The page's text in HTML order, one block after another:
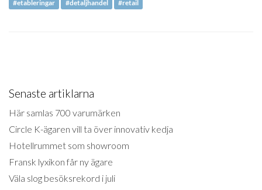
#etableringar #detaljhandel #retail
Senaste artiklarna
Här samlas 700 varumärken
Circle K-ägaren vill ta över innovativ kedja
Hotellrummet som showroom
Fransk lyxikon får ny ägare
Väla slog besöksrekord i juli